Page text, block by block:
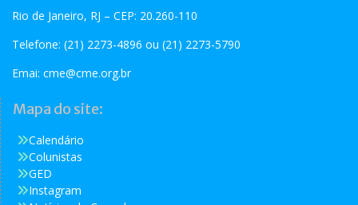
Rio de Janeiro, RJ – CEP: 20.260-110
Telefone: (21) 2273-4896 ou (21) 2273-5790
Emai: cme@cme.org.br
Mapa do site:
Calendário
Colunistas
GED
Instagram